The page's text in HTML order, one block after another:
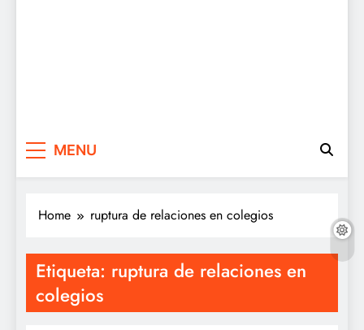
MENU
Home ruptura de relaciones en colegios
Etiqueta: ruptura de relaciones en
colegios